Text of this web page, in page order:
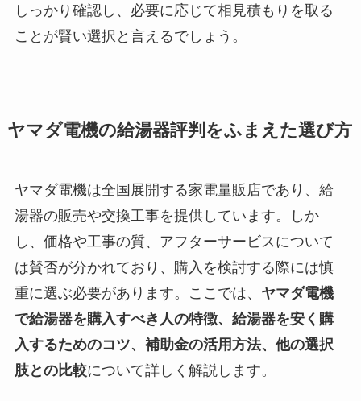
しっかり確認し、必要に応じて相見積もりを取る
ことが賢い選択と言えるでしょう。
ヤマダ電機の給湯器評判をふまえた選び方
ヤマダ電機は全国展開する家電量販店であり、給
湯器の販売や交換工事を提供しています。しか
し、価格や工事の質、アフターサービスについて
は賛否が分かれており、購入を検討する際には慎
重に選ぶ必要があります。ここでは、 ヤマダ電機
で給湯器を購入すべき人の特徴、給湯器を安く購
入するためのコツ、補助金の活用方法、他の選択
肢との比較について詳しく解説します。